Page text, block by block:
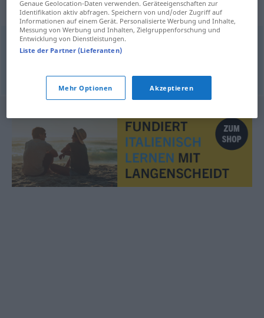
Synonyme für "defalcare"
dedurre,detrarre,diminuire
© Thesauro italiano
Genaue Geolocation-Daten verwenden. Geräteeigenschaften zur
Identifikation aktiv abfragen. Speichern von und/oder Zugriff auf
Informationen auf einem Gerät. Personalisierte Werbung und Inhalte,
Messung von Werbung und Inhalten, Zielgruppenforschung und
Entwicklung von Dienstleistungen.
Liste der Partner (Lieferanten)
Mehr Optionen Akzeptieren